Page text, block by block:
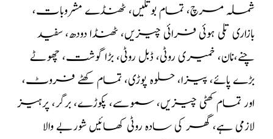
شملہ مرچ، تمام بوتلیں، ٹھنڈے مشروبات،
بازاری تلی ہوئی فرائی چیزیں، ٹھنڈا دودھ، سفید
چنے،نان، خمیری روٹی، ڈبل روٹی، بڑا گوشت، چھوٹے
بڑے پائے، پیزا، حلوہ پوڑی، تمام کھٹے فروٹ،
اور تمام کھٹی چیزیں، سموسے، پکوڑے، برگر، پرہیز
لازمی ہے، گھر کی سادہ روٹی کھائیں شوربے والا